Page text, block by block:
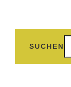
SUCHEN